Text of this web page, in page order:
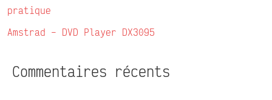
pratique
Amstrad – DVD Player DX3095
Commentaires récents